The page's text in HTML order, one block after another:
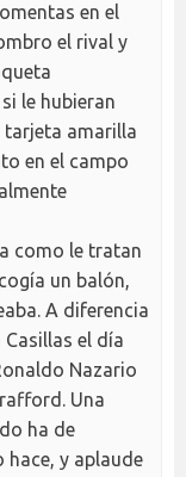
en el
el rival y
le hubieran
tarjeta amarilla
en el campo
como le tratan
un balón,
A diferencia
el día
Nazario
Una
ha de
y aplaude